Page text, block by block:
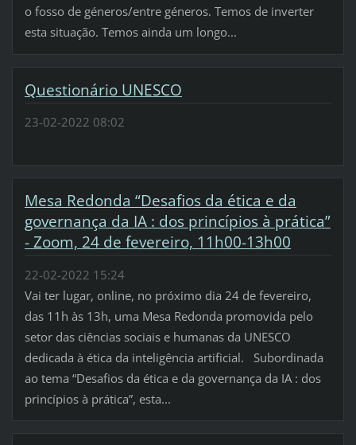
o fosso de géneros/entre géneros. Temos de inverter
esta situação. Temos ainda um longo...
Questionário UNESCO
23-02-2022 08:02
Mesa Redonda “Desafios da ética e da
governança da IA : dos princípios à prática”
- Zoom, 24 de fevereiro, 11h00-13h00
22-02-2022 15:24
Vai ter lugar, online, no próximo dia 24 de fevereiro,
das 11h às 13h, uma Mesa Redonda promovida pelo
setor das ciências sociais e humanas da UNESCO
dedicada à ética da inteligência artificial. Subordinada
ao tema “Desafios da ética e da governança da IA : dos
princípios à prática”, esta...